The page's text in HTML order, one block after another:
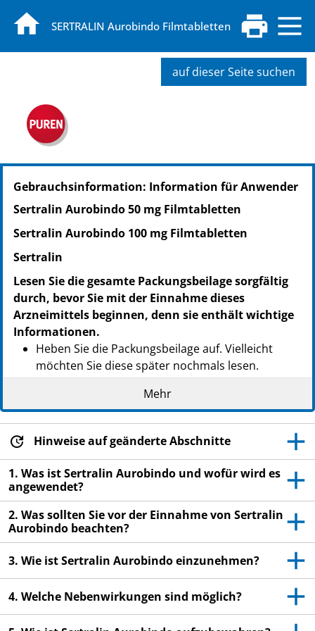
SERTRALIN Aurobindo Filmtabletten
auf dieser Seite suchen
PZN: 05454071
PPN: 110545407124
NTIN: 04150054540710
PPN: 110545408814
NTIN: 04150054540888
PZN: 03669732
PPN: 110366973210
NTIN: 04150036697326
Gebrauchsinformation: Information für Anwender
Sertralin Aurobindo 50 mg Filmtabletten
Sertralin Aurobindo 100 mg Filmtabletten
Sertralin
Lesen Sie die gesamte Packungsbeilage sorgfältig
durch, bevor Sie mit der Einnahme dieses
Arzneimittels beginnen, denn sie enthält wichtige
Informationen.
Heben Sie die Packungsbeilage auf. Vielleicht
möchten Sie diese später nochmals lesen.
Wenn Sie weitere Fragen haben, wenden Sie sich
an Ihren Arzt oder Apotheker.
verschrieben. Geben Sie es nicht an Dritte weiter.
Es kann anderen Menschen schaden, auch wenn
diese die gleichen Beschwerden haben wie Sie.
Wenn Sie Nebenwirkungen bemerken, wenden Sie
sich an Ihren Arzt oder Apotheker. Dies gilt auch
für Nebenwirkungen, die nicht in dieser
Packungsbeilage angegeben sind. Siehe Abschnitt
Mehr
Hinweise auf geänderte Abschnitte
1. Was ist Sertralin Aurobindo und wofür wird es
angewendet?
2. Was sollten Sie vor der Einnahme von Sertralin
Aurobindo beachten?
3. Wie ist Sertralin Aurobindo einzunehmen?
4. Welche Nebenwirkungen sind möglich?